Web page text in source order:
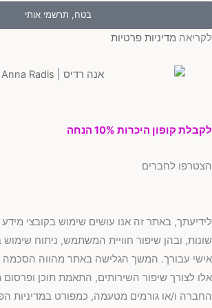
בטח, תרשמי אותי
מדיניות פרטיות
קופון היכרות 10% הנחה
לחברים
ובהן שיפור חוויית המשתמש, ניתוח
עבורך. המשך הגלישה באתר מהווה הסכמה
לצורך שיפור השירותים, התאמת תוכן ופרסום
ו/או גורמים מטעמה, כמפורט במדיניות